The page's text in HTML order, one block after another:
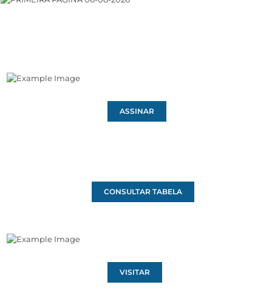
ASSINAR
CONSULTAR TABELA
VISITAR